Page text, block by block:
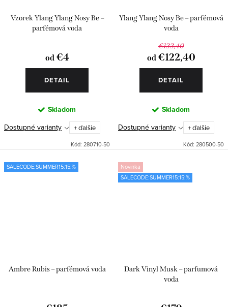
Vzorek Ylang Ylang Nosy Be –
parfémová voda
od€4
DETAIL
Skladom
Dostupné varianty + ďalšie
Kód: 280710-50
Ylang Ylang Nosy Be – parfémová
voda
€122,40
od€122,40
DETAIL
Skladom
Dostupné varianty + ďalšie
Kód: 280500-50
SALECODE:SUMMER15:15:%
Ambre Rubis – parfémová voda
Novinka
SALECODE:SUMMER15:15:%
Dark Vinyl Musk – parfumová
voda